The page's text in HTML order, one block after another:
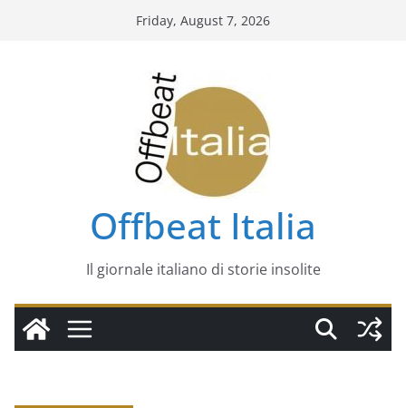
Friday, August 7, 2026
Offbeat Italia
Il giornale italiano di storie insolite